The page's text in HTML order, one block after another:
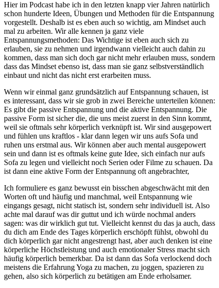
Hier im Podcast habe ich in den letzten knapp vier Jahren natürlich
schon hunderte Ideen, Übungen und Methoden für die Entspannung
vorgestellt. Deshalb ist es eben auch so wichtig, am Mindset auch
mal zu arbeiten. Wir alle kennen ja ganz viele
Entspannungsmethoden: Das Wichtige ist eben auch sich zu
erlauben, sie zu nehmen und irgendwann vielleicht auch dahin zu
kommen, dass man sich doch gar nicht mehr erlauben muss, sondern
dass das Mindset ebenso ist, dass man sie ganz selbstverständlich
einbaut und nicht das nicht erst erarbeiten muss.
Wenn wir einmal ganz grundsätzlich auf Entspannung schauen, ist
es interessant, dass wir sie grob in zwei Bereiche unterteilen können:
Es gibt die passive Entspannung und die aktive Entspannung. Die
passive Form ist sicher die, die uns meist zuerst in den Sinn kommt,
weil sie oftmals sehr körperlich verknüpft ist. Wir sind ausgepowert
und fühlen uns kraftlos - klar dann legen wir uns aufs Sofa und
ruhen uns erstmal aus. Wir können aber auch mental ausgepowert
sein und dann ist es oftmals keine gute Idee, sich einfach nur aufs
Sofa zu legen und vielleicht noch Serien oder Filme zu schauen. Da
ist dann eine aktive Form der Entspannung oft angebrachter,
Ich formuliere es ganz bewusst ein bisschen abgeschwächt mit den
Worten oft und häufig und manchmal, weil Entspannung wie
eingangs gesagt, nicht statisch ist, sondern sehr individuell ist. Also
achte mal darauf was dir guttut und ich würde nochmal anders
sagen: was dir wirklich gut tut. Vielleicht kennst du das ja auch, dass
du dich am Ende des Tages körperlich erschöpft fühlst, obwohl du
dich körperlich gar nicht angestrengt hast, aber auch denken ist eine
körperliche Höchstleistung und auch emotionaler Stress macht sich
häufig körperlich bemerkbar. Da ist dann das Sofa verlockend doch
meistens die Erfahrung Yoga zu machen, zu joggen, spazieren zu
gehen, also sich körperlich zu betätigen am Ende erholsamer.